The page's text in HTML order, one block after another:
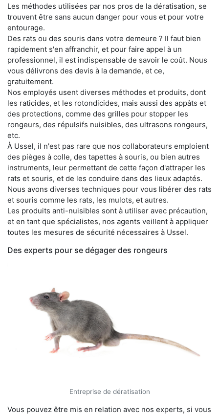
Les méthodes utilisées par nos pros de la dératisation, se
trouvent être sans aucun danger pour vous et pour votre
entourage.
Des rats ou des souris dans votre demeure ? Il faut bien
rapidement s'en affranchir, et pour faire appel à un
professionnel, il est indispensable de savoir le coût. Nous
vous délivrons des devis à la demande, et ce,
gratuitement.
Nos employés usent diverses méthodes et produits, dont
les raticides, et les rotondicides, mais aussi des appâts et
des protections, comme des grilles pour stopper les
rongeurs, des répulsifs nuisibles, des ultrasons rongeurs,
etc.
À Ussel, il n'est pas rare que nos collaborateurs emploient
des pièges à colle, des tapettes à souris, ou bien autres
instruments, leur permettant de cette façon d'attraper les
rats et souris, et de les conduire dans des lieux adaptés.
Nous avons diverses techniques pour vous libérer des rats
et souris comme les rats, les mulots, et autres.
Les produits anti-nuisibles sont à utiliser avec précaution,
et en tant que spécialistes, nos agents veillent à appliquer
toutes les mesures de sécurité nécessaires à Ussel.
Des experts pour se dégager des rongeurs
Entreprise de dératisation
Vous pouvez être mis en relation avec nos experts, si vous